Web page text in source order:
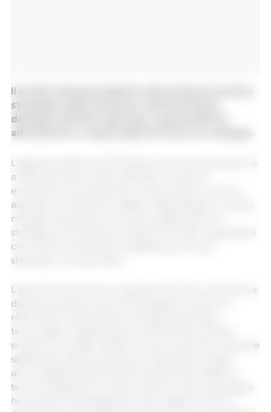
strategica della missione: amministratori
delegati, direttori generali, responsabili di
allevamenti e responsabili di ricerca e sviluppo.
L'agenda, ideata da 333 Brasil, era strutturata attorno
a visite esclusive presso aziende e centri di
eccellenza. La priorità era comprendere come le
aziende e le istituzioni visitate organizzassero i propri
modelli di business, le strutture gestionali e le
strategie di innovazione. Questo formato ha garantito
che il benchmarking si svolgesse sia a livello
strategico che esecutivo.
L'itinerario ha incluso la regione del Sud, culla storica
della produzione suinicola brasiliana e punto di
riferimento nazionale per densità produttiva,
tecnologia e organizzazione della filiera. Questa
scelta non è stata casuale: il Sud concentra una parte
significativa della produzione nazionale e ospita
alcuni degli allevamenti più avanzati del Paese in
termini di gestione e biosicurezza. La seconda tappa
ha portato la delegazione nella regione Centro-